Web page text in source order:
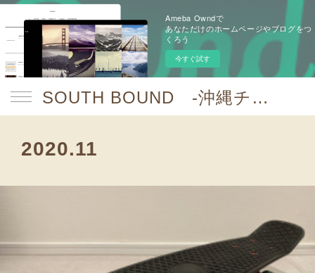
Ameba Owndで
あなただけのホームページやブログをつ
くろう
今すぐ試す
SOUTH BOUND -沖縄チャンプルお囃子コア-
2020.11